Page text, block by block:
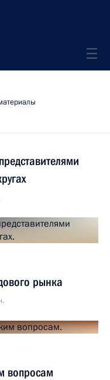
рынка
вопросам